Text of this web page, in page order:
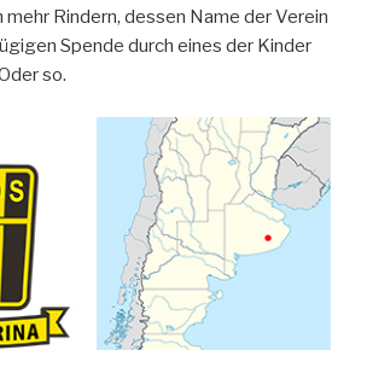
mehr Rindern, dessen Name der Verein
Spende durch eines der Kinder
so.